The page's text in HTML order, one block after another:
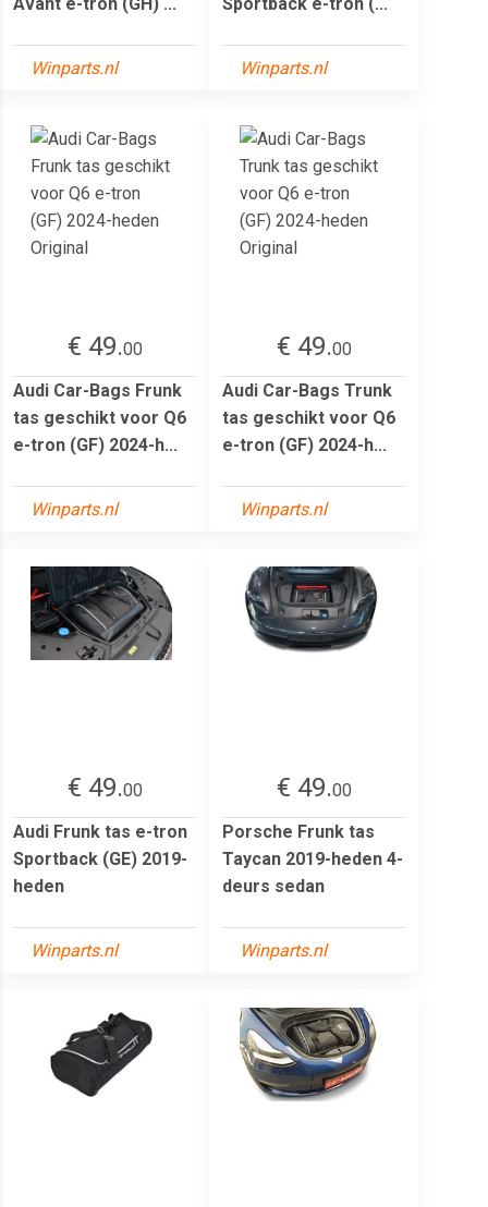
Winparts.nl Winparts.nl
€ 49.00
Audi Car-Bags Frunk
tas geschikt voor Q6
e-tron (GF) 2024-h...
Winparts.nl
€ 49.00
Audi Car-Bags Trunk
tas geschikt voor Q6
e-tron (GF) 2024-h...
Winparts.nl
€ 49.00
Audi Frunk tas e-tron
Sportback (GE) 2019-
heden
Winparts.nl
€ 49.00
Porsche Frunk tas
Taycan 2019-heden 4-
deurs sedan
Winparts.nl